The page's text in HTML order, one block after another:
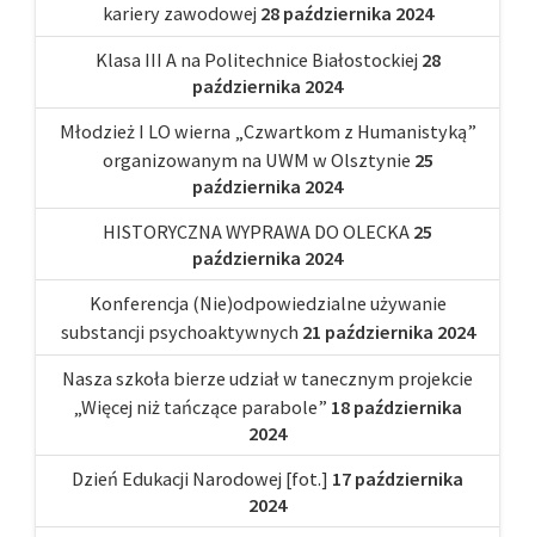
kariery zawodowej 28 października 2024
Klasa III A na Politechnice Białostockiej 28
października 2024
Młodzież I LO wierna „Czwartkom z Humanistyką”
organizowanym na UWM w Olsztynie 25
października 2024
HISTORYCZNA WYPRAWA DO OLECKA 25
października 2024
Konferencja (Nie)odpowiedzialne używanie
substancji psychoaktywnych 21 października 2024
Nasza szkoła bierze udział w tanecznym projekcie
„Więcej niż tańczące parabole” 18 października
2024
Dzień Edukacji Narodowej [fot.] 17 października
2024